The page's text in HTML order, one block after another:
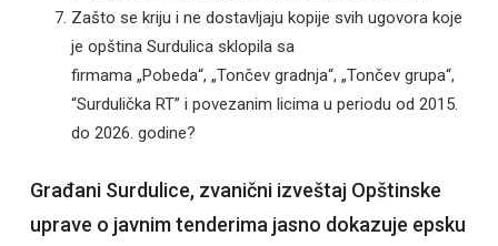
Zašto se kriju i ne dostavljaju kopije svih ugovora koje
je opština Surdulica sklopila sa
firmama „Pobeda“, „Tončev gradnja“, „Tončev grupa“,
“Surdulička RT” i povezanim licima u periodu od 2015.
do 2026. godine?
Građani Surdulice, zvanični izveštaj Opštinske
uprave o javnim tenderima jasno dokazuje epsku